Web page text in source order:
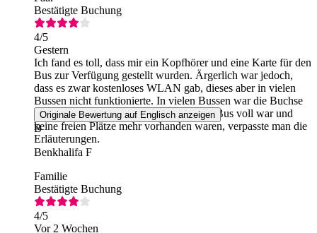
Bestätigte Buchung
4/5
Gestern
Ich fand es toll, dass mir ein Kopfhörer und eine Karte für den
Bus zur Verfügung gestellt wurden. Ärgerlich war jedoch,
dass es zwar kostenloses WLAN gab, dieses aber in vielen
Bussen nicht funktionierte. In vielen Bussen war die Buchse
für den Kopfhörer defekt, und wenn der Bus voll war und
keine freien Plätze mehr vorhanden waren, verpasste man die
Erläuterungen.
Originale Bewertung auf Englisch anzeigen
B
Benkhalifa F
Familie
Bestätigte Buchung
4/5
Vor 2 Wochen